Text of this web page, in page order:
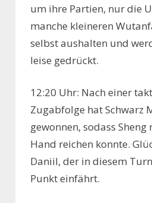
um ihre Partien, nur die
manche kleineren
selbst aushalten und
leise gedrückt.
12:20 Uhr: Nach einer
Zugabfolge hat Schwarz
gewonnen, sodass
Hand reichen konnte.
Daniil, der in diesem
Punkt einfährt.